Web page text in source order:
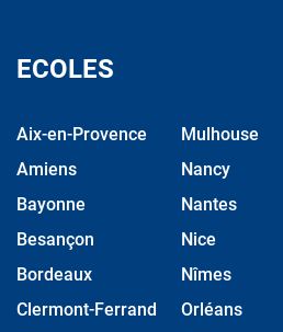
ECOLES
Aix-en-Provence
Amiens
Bayonne
Besançon
Bordeaux
Clermont-Ferrand
Mulhouse
Nancy
Nantes
Nice
Nîmes
Orléans